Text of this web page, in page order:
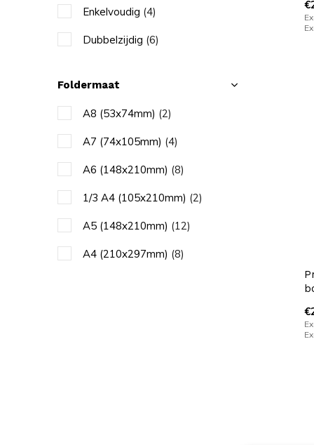
Enkelvoudig (4)
Dubbelzijdig (6)
Foldermaat
A8 (53x74mm) (2)
A7 (74x105mm) (4)
A6 (148x210mm) (8)
1/3 A4 (105x210mm) (2)
A5 (148x210mm) (12)
A4 (210x297mm) (8)